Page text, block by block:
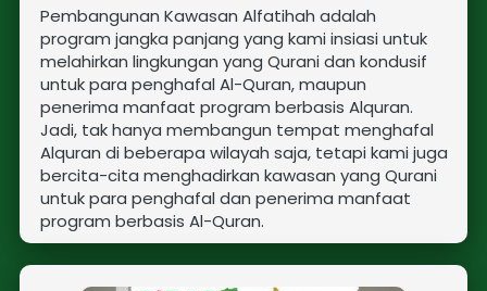
Pembangunan Kawasan Alfatihah adalah
program jangka panjang yang kami insiasi untuk
melahirkan lingkungan yang Qurani dan kondusif
untuk para penghafal Al-Quran, maupun
penerima manfaat program berbasis Alquran.
Jadi, tak hanya membangun tempat menghafal
Alquran di beberapa wilayah saja, tetapi kami juga
bercita-cita menghadirkan kawasan yang Qurani
untuk para penghafal dan penerima manfaat
program berbasis Al-Quran.